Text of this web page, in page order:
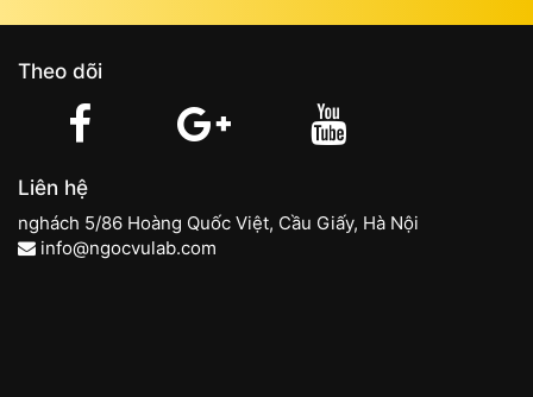
Theo dõi
Liên hệ
nghách 5/86 Hoàng Quốc Việt, Cầu Giấy, Hà Nội
info@ngocvulab.com